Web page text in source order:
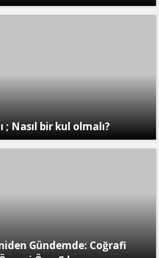
Nasıl bir kul olmalı?
Gündemde: Coğrafi